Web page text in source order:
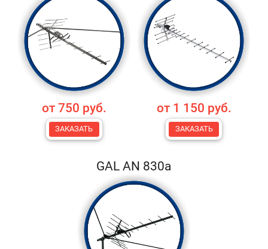
от 750 руб.
ЗАКАЗАТЬ
от 1 150 руб.
ЗАКАЗАТЬ
GAL AN 830a